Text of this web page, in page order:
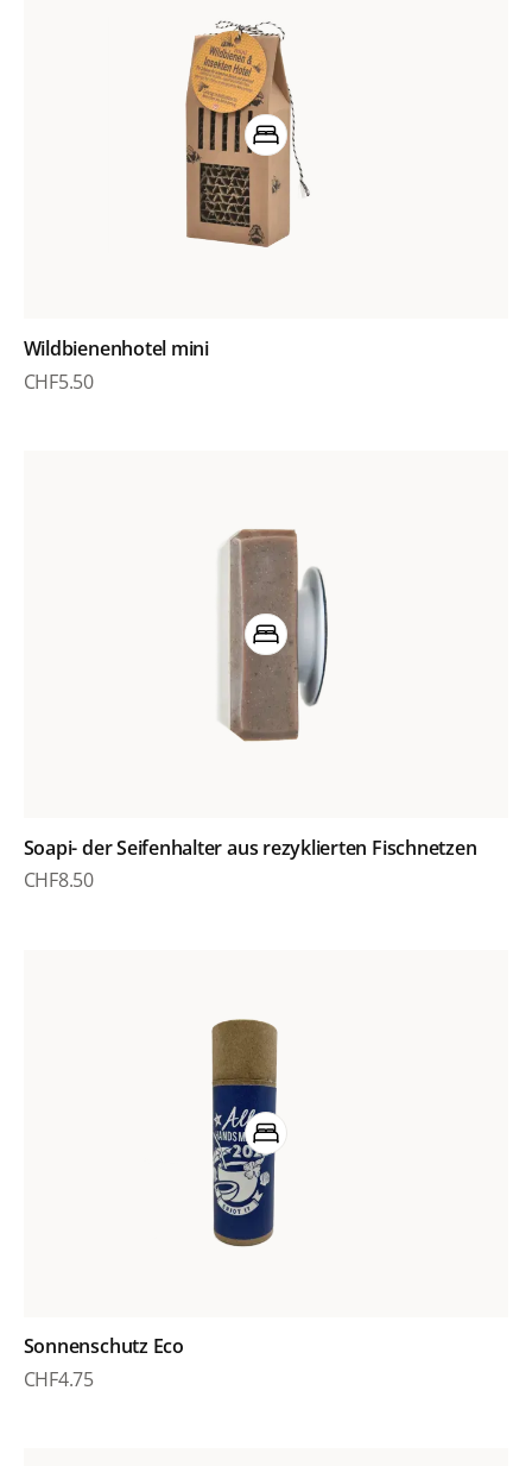
Wildbienenhotel mini
CHF5.50
Soapi- der Seifenhalter aus rezyklierten Fischnetzen
CHF8.50
Sonnenschutz Eco
CHF4.75